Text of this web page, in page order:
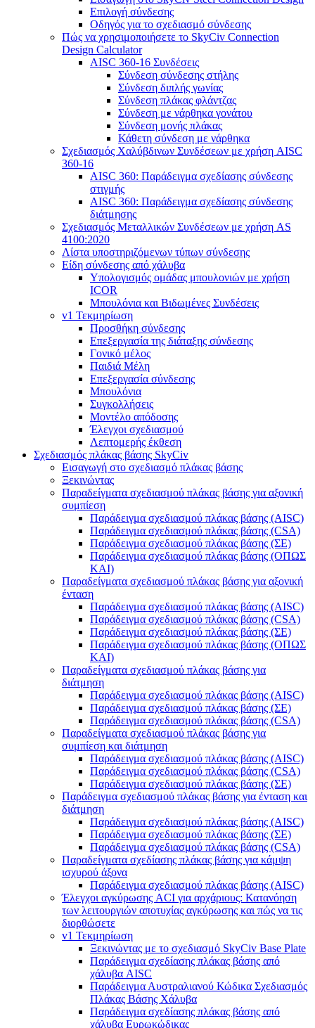
Επιλογή σύνδεσης
Οδηγός για το σχεδιασμό σύνδεσης
Πώς να χρησιμοποιήσετε το SkyCiv Connection
Design Calculator
AISC 360-16 Συνδέσεις
Σύνδεση σύνδεσης στήλης
Σύνδεση διπλής γωνίας
Σύνδεση πλάκας φλάντζας
Σύνδεση με νάρθηκα γονάτου
Σύνδεση μονής πλάκας
Κάθετη σύνδεση με νάρθηκα
Σχεδιασμός Χαλύβδινων Συνδέσεων με χρήση AISC
360-16
AISC 360: Παράδειγμα σχεδίασης σύνδεσης
στιγμής
AISC 360: Παράδειγμα σχεδίασης σύνδεσης
διάτμησης
Σχεδιασμός Μεταλλικών Συνδέσεων με χρήση AS
4100:2020
Λίστα υποστηριζόμενων τύπων σύνδεσης
Είδη σύνδεσης από χάλυβα
Υπολογισμός ομάδας μπουλονιών με χρήση
ICOR
Μπουλόνια και Βιδωμένες Συνδέσεις
v1 Τεκμηρίωση
Προσθήκη σύνδεσης
Επεξεργασία της διάταξης σύνδεσης
Γονικό μέλος
Παιδιά Μέλη
Επεξεργασία σύνδεσης
Μπουλόνια
Συγκολλήσεις
Μοντέλο απόδοσης
Έλεγχοι σχεδιασμού
Λεπτομερής έκθεση
Σχεδιασμός πλάκας βάσης SkyCiv
Εισαγωγή στο σχεδιασμό πλάκας βάσης
Ξεκινώντας
Παραδείγματα σχεδιασμού πλάκας βάσης για αξονική
συμπίεση
Παράδειγμα σχεδιασμού πλάκας βάσης (AISC)
Παράδειγμα σχεδιασμού πλάκας βάσης (CSA)
Παράδειγμα σχεδιασμού πλάκας βάσης (ΣΕ)
Παράδειγμα σχεδιασμού πλάκας βάσης (ΟΠΩΣ
ΚΑΙ)
Παραδείγματα σχεδιασμού πλάκας βάσης για αξονική
ένταση
Παράδειγμα σχεδιασμού πλάκας βάσης (AISC)
Παράδειγμα σχεδιασμού πλάκας βάσης (CSA)
Παράδειγμα σχεδιασμού πλάκας βάσης (ΣΕ)
Παράδειγμα σχεδιασμού πλάκας βάσης (ΟΠΩΣ
ΚΑΙ)
Παραδείγματα σχεδιασμού πλάκας βάσης για
διάτμηση
Παράδειγμα σχεδιασμού πλάκας βάσης (AISC)
Παράδειγμα σχεδιασμού πλάκας βάσης (ΣΕ)
Παράδειγμα σχεδιασμού πλάκας βάσης (CSA)
Παραδείγματα σχεδιασμού πλάκας βάσης για
συμπίεση και διάτμηση
Παράδειγμα σχεδιασμού πλάκας βάσης (AISC)
Παράδειγμα σχεδιασμού πλάκας βάσης (CSA)
Παράδειγμα σχεδιασμού πλάκας βάσης (ΣΕ)
Παράδειγμα σχεδιασμού πλάκας βάσης για ένταση και
διάτμηση
Παράδειγμα σχεδιασμού πλάκας βάσης (AISC)
Παράδειγμα σχεδιασμού πλάκας βάσης (ΣΕ)
Παράδειγμα σχεδιασμού πλάκας βάσης (CSA)
Παραδείγματα σχεδίασης πλάκας βάσης για κάμψη
ισχυρού άξονα
Παράδειγμα σχεδιασμού πλάκας βάσης (AISC)
Έλεγχοι αγκύρωσης ACI για αρχάριους: Κατανόηση
των λειτουργιών αποτυχίας αγκύρωσης και πώς να τις
διορθώσετε
v1 Τεκμηρίωση
Ξεκινώντας με το σχεδιασμό SkyCiv Base Plate
Παράδειγμα σχεδίασης πλάκας βάσης από
χάλυβα AISC
Παράδειγμα Αυστραλιανού Κώδικα Σχεδιασμός
Πλάκας Βάσης Χάλυβα
Παράδειγμα σχεδίασης πλάκας βάσης από
χάλυβα Ευρωκώδικας